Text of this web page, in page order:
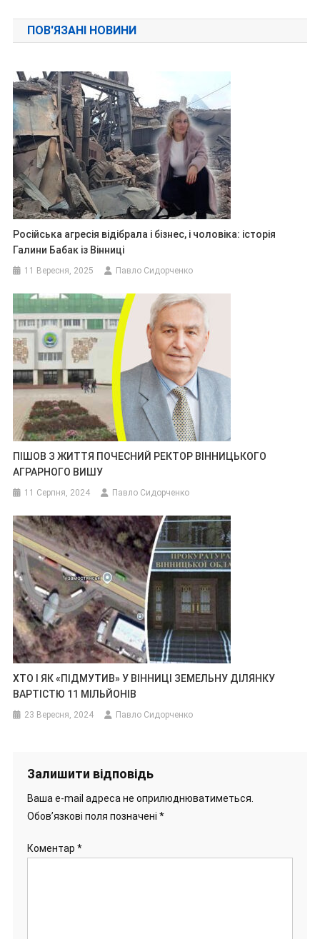
записів
ПОВ'ЯЗАНІ НОВИНИ
Російська агресія відібрала і бізнес, і чоловіка: історія
Галини Бабак із Вінниці
11 Вересня, 2025 Павло Сидорченко
ПІШОВ З ЖИТТЯ ПОЧЕСНИЙ РЕКТОР ВІННИЦЬКОГО
АГРАРНОГО ВИШУ
11 Серпня, 2024 Павло Сидорченко
ХТО І ЯК «ПІДМУТИВ» У ВІННИЦІ ЗЕМЕЛЬНУ ДІЛЯНКУ
ВАРТІСТЮ 11 МІЛЬЙОНІВ
23 Вересня, 2024 Павло Сидорченко
Залишити відповідь
Ваша e-mail адреса не оприлюднюватиметься.
Обов’язкові поля позначені *
Коментар *